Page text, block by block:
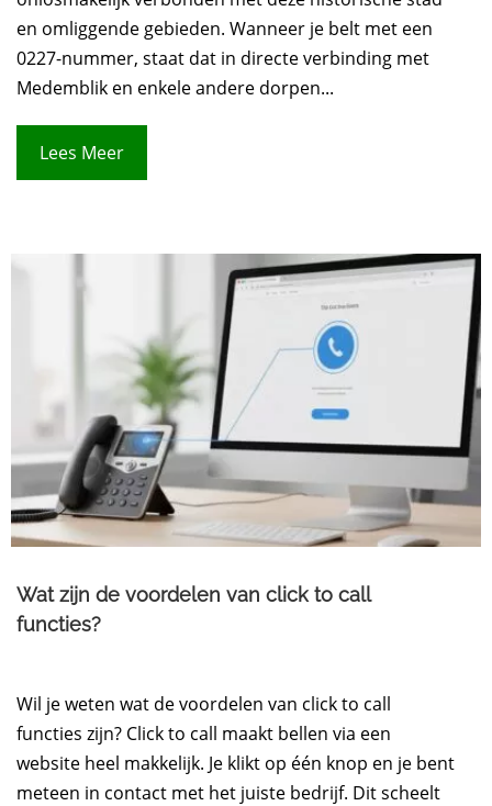
en omliggende gebieden. Wanneer je belt met een
0227-nummer, staat dat in directe verbinding met
Medemblik en enkele andere dorpen...
Lees Meer
Wat zijn de voordelen van click to call
functies?
Wil je weten wat de voordelen van click to call
functies zijn? Click to call maakt bellen via een
website heel makkelijk. Je klikt op één knop en je bent
meteen in contact met het juiste bedrijf. Dit scheelt